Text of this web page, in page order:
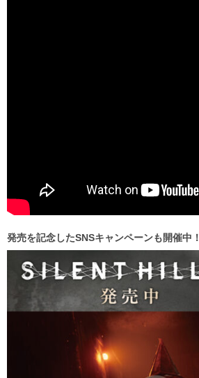
発売を記念したSNSキャンペーンも開催中！